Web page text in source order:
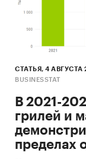
СТАТЬЯ, 4 АВГУСТА
BUSINESSTAT
В 2021-
грилей и
пределах